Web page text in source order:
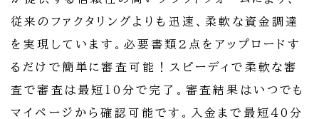
従来のファクタリングよりも迅速、柔軟な資金調達
を実現しています。必要書類2点をアップロードす
るだけで簡単に審査可能！スピーディで柔軟な審
査で審査は最短10分で完了。審査結果はいつでも
マイページから確認可能です。入金まで最短40分